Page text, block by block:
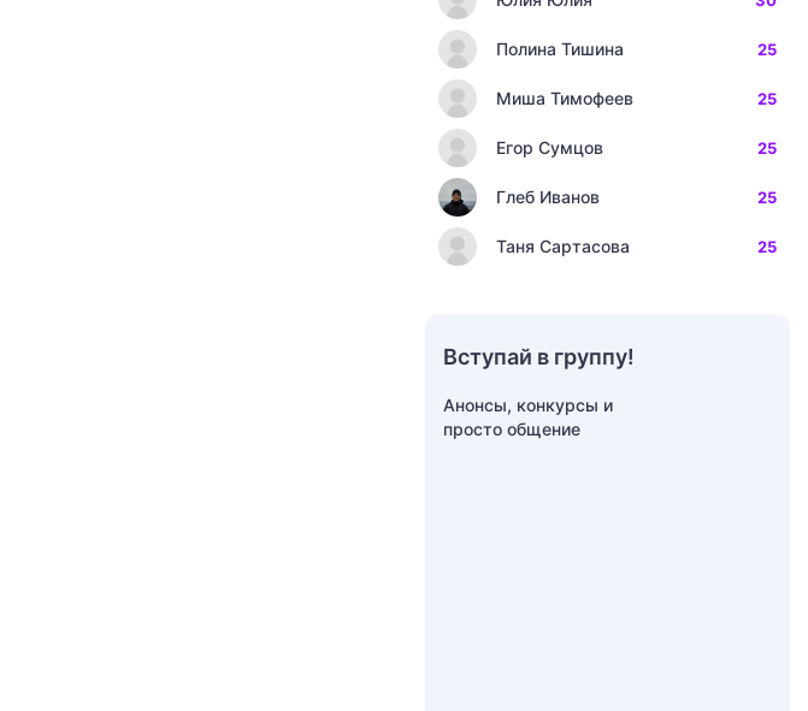
Полина Тишина 25
Миша Тимофеев 25
Егор Сумцов 25
Глеб Иванов 25
Таня Сартасова 25
Вступай в группу!
Анонсы, конкурсы и
просто общение